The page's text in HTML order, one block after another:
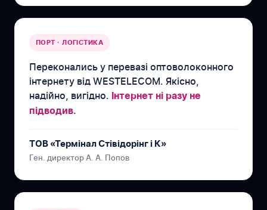
ПОРТ · ЛОГІСТИКА
Переконались у перевазі оптоволоконного
інтернету від WESTELECOM. Якісно,
надійно, вигідно.
Інтернет ні разу не
підводив.
ТОВ «Термінал Стівідорінг і К»
Ген. директор А. А. Попов